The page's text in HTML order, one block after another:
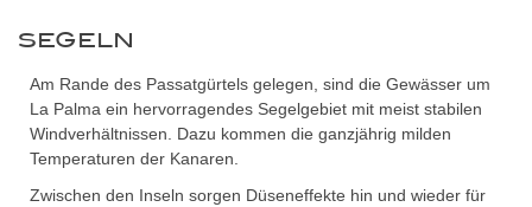
SEGELN
Am Rande des Passatgürtels gelegen, sind die Gewässer um
La Palma ein hervorragendes Segelgebiet mit meist stabilen
Windverhältnissen. Dazu kommen die ganzjährig milden
Temperaturen der Kanaren.
Zwischen den Inseln sorgen Düseneffekte hin und wieder für